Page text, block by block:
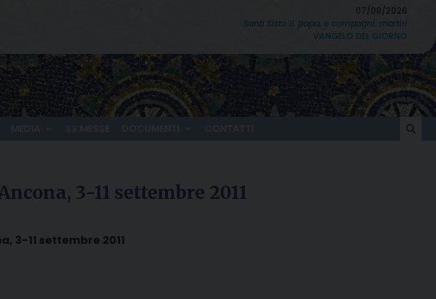
07/08/2026
Santi Sisto II, papa, e compagni, martiri
VANGELO DEL GIORNO
3-11 settembre 2011
3-11 settembre 2011